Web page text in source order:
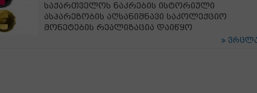
საქართველოს ნაკრების ისტორიული
ასპარეზობის აღსანიშნავი საკოლექციო
მონეტების რეალიზაცია დაიწყო